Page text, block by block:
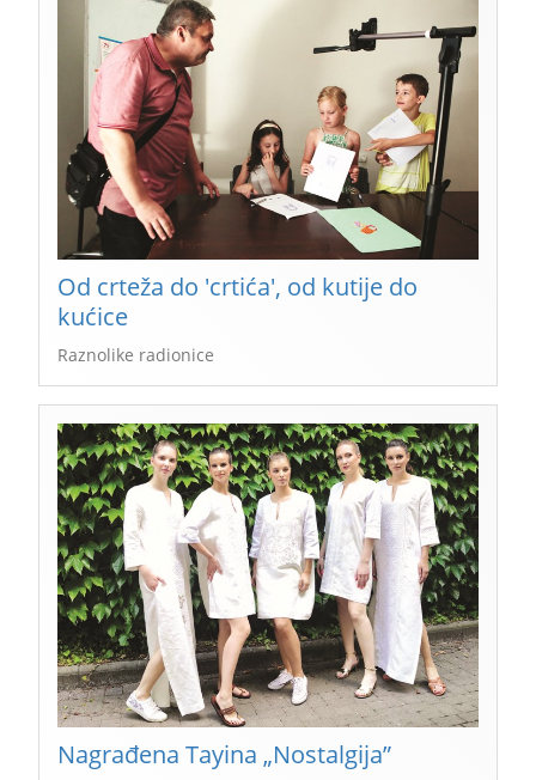
Od crteža do 'crtića', od kutije do
kućice
Raznolike radionice
Nagrađena Tayina „Nostalgija”